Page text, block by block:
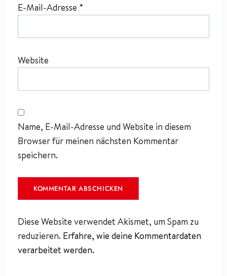
E-Mail-Adresse *
Website
Name, E-Mail-Adresse und Website in diesem
Browser für meinen nächsten Kommentar
speichern.
Diese Website verwendet Akismet, um Spam zu
reduzieren. Erfahre, wie deine Kommentardaten
verarbeitet werden.